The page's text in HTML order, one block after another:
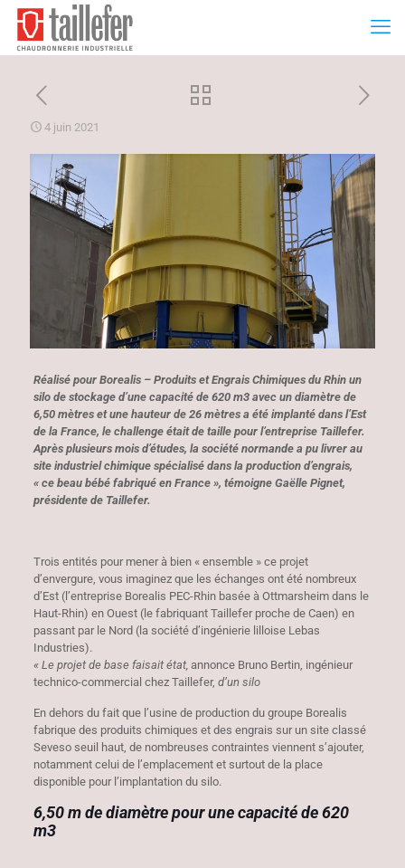
4 juin 2021
Réalisé pour Borealis – Produits et Engrais Chimiques du Rhin un
silo de stockage d’une capacité de 620 m3 avec un diamètre de
6,50 mètres et une hauteur de 26 mètres a été implanté dans l’Est
de la France, le challenge était de taille pour l’entreprise Taillefer.
Après plusieurs mois d’études, la société normande a pu livrer au
site industriel chimique spécialisé dans la production d’engrais,
« ce beau bébé fabriqué en France », témoigne Gaëlle Pignet,
présidente de Taillefer.
Trois entités pour mener à bien « ensemble » ce projet
d’envergure, vous imaginez que les échanges ont été nombreux
d’Est (l’entreprise Borealis PEC-Rhin basée à Ottmarsheim dans le
Haut-Rhin) en Ouest (le fabriquant Taillefer proche de Caen) en
passant par le Nord (la société d’ingénierie lilloise Lebas
Industries).
« Le projet de base faisait état, annonce Bruno Bertin, ingénieur
technico-commercial chez Taillefer, d’un silo
En dehors du fait que l’usine de production du groupe Borealis
fabrique des produits chimiques et des engrais sur un site classé
Seveso seuil haut, de nombreuses contraintes viennent s’ajouter,
notamment celui de l’emplacement et surtout de la place
disponible pour l’implantation du silo.
6,50 m de diamètre pour une capacité de 620
m3